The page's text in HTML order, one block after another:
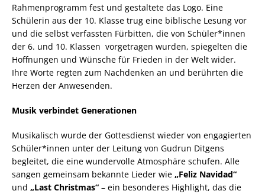
Rahmenprogramm fest und gestaltete das Logo. Eine
Schülerin aus der 10. Klasse trug eine biblische Lesung vor
und die selbst verfassten Fürbitten, die von Schüler*innen
der 6. und 10. Klassen vorgetragen wurden, spiegelten die
Hoffnungen und Wünsche für Frieden in der Welt wider.
Ihre Worte regten zum Nachdenken an und berührten die
Herzen der Anwesenden.
Musik verbindet Generationen
Musikalisch wurde der Gottesdienst wieder von engagierten
Schüler*innen unter der Leitung von Gudrun Ditgens
begleitet, die eine wundervolle Atmosphäre schufen. Alle
sangen gemeinsam bekannte Lieder wie „Feliz Navidad“
und „Last Christmas“ – ein besonderes Highlight, das die